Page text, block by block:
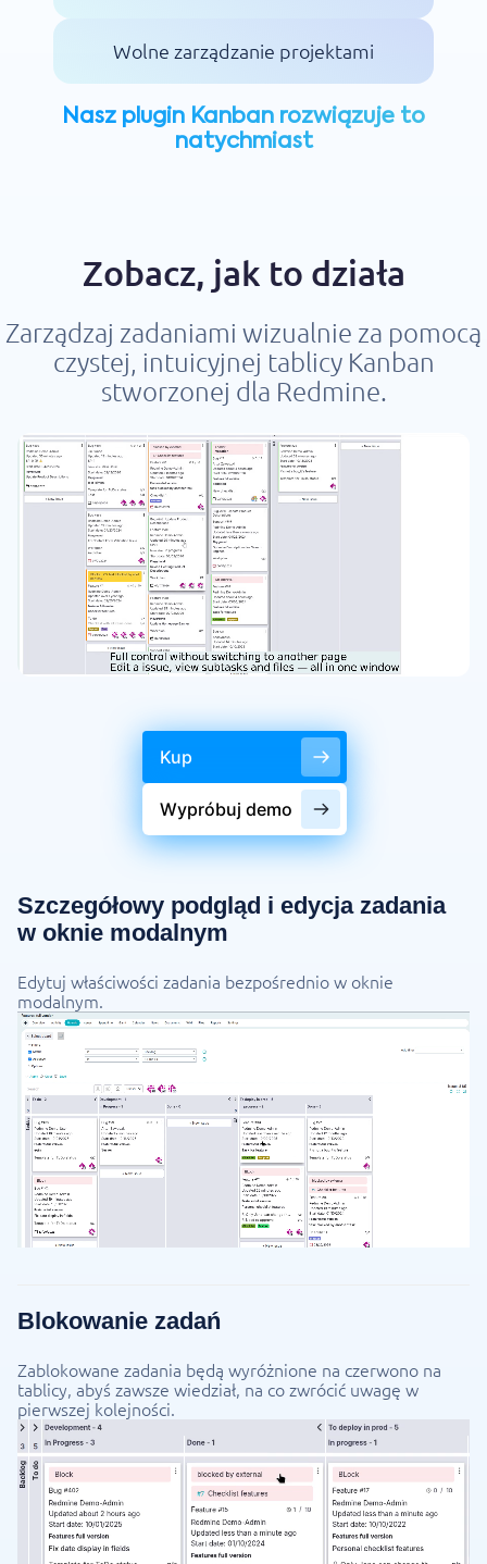
Wolne zarządzanie projektami
Nasz plugin Kanban rozwiązuje to
natychmiast
Zobacz, jak to działa
Zarządzaj zadaniami wizualnie za pomocą
czystej, intuicyjnej tablicy Kanban
stworzonej dla Redmine.
Kup
Wypróbuj demo
Szczegółowy podgląd i edycja zadania
w oknie modalnym
Edytuj właściwości zadania bezpośrednio w oknie
modalnym.
Blokowanie zadań
Zablokowane zadania będą wyróżnione na czerwono na
tablicy, abyś zawsze wiedział, na co zwrócić uwagę w
pierwszej kolejności.